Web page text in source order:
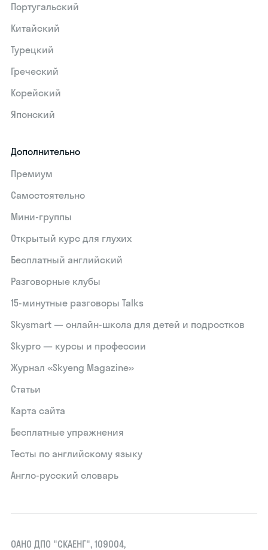
Португальский
Китайский
Турецкий
Греческий
Корейский
Японский
Дополнительно
Премиум
Самостоятельно
Мини-группы
Открытый курс для глухих
Бесплатный английский
Разговорные клубы
15‑минутные разговоры Talks
Skysmart — онлайн-школа для детей и подростков
Skypro — курсы и профессии
Журнал «Skyeng Magazine»
Статьи
Карта сайта
Бесплатные упражнения
Тесты по английскому языку
Англо-русский словарь
ОАНО ДПО "СКАЕНГ", 109004,